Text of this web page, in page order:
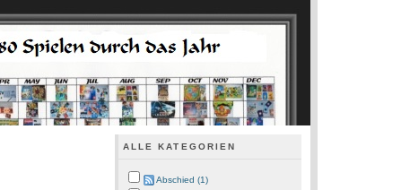
ALLE KATEGORIEN
Abschied (1)